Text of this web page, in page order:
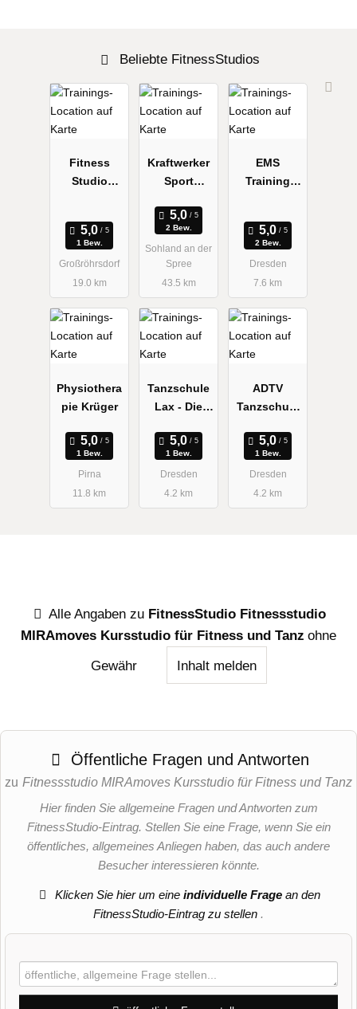
Beliebte FitnessStudios
Fitness
Studio
1 Bew.
Großröhrsdorf
19.0 km
Kraftwerker
Sport
gesellschaft
(haftungsbe
schränkt)
2 Bew.
Sohland an der
Spree
43.5 km
EMS
Training
Löbtau
2 Bew.
Dresden
7.6 km
Physiothera
pie Krüger
1 Bew.
Pirna
11.8 km
Tanzschule
Lax - Die
der
Weltmeister
1 Bew.
Dresden
4.2 km
ADTV
Tanzschule
1 Bew.
Dresden
4.2 km
Alle Angaben zu FitnessStudio Fitnessstudio
MIRAmoves Kursstudio für Fitness und Tanz ohne
Gewähr
Inhalt melden
Öffentliche Fragen und Antworten
zu Fitnessstudio MIRAmoves Kursstudio für Fitness und Tanz
Hier finden Sie allgemeine Fragen und Antworten zum
FitnessStudio-Eintrag. Stellen Sie eine Frage, wenn Sie ein
öffentliches, allgemeines Anliegen haben, das auch andere
Besucher interessieren könnte.
Klicken Sie hier um eineindividuelle Frage an den
FitnessStudio-Eintrag zu stellen .